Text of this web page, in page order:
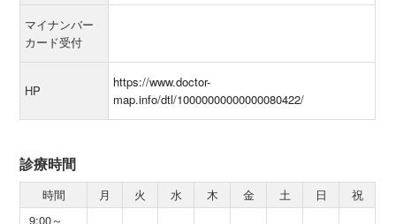
マイナンバー
カード受付
HP
https://www.doctor-
map.info/dtl/10000000000000080422/
診療時間
時間 月 火 水 木 金 土 日
祝
9:00～